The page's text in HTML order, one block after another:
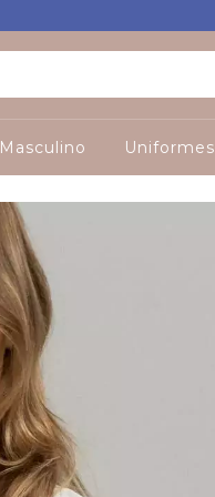
Masculino Uniformes